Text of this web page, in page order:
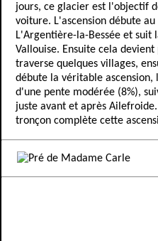
jours, ce glacier est l'objectif
voiture. L'ascension débute
L'Argentière-la-Bessée et suit
Vallouise. Ensuite cela
traverse quelques villages,
débute la véritable ascension,
d'une pente modérée (8%),
juste avant et après
tronçon complète cette